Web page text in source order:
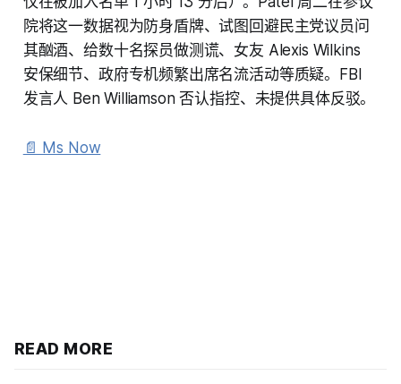
院将这一数据视为防身盾牌、试图回避民主党议员问
其酗酒、给数十名探员做测谎、女友 Alexis Wilkins
安保细节、政府专机频繁出席名流活动等质疑。FBI
发言人 Ben Williamson 否认指控、未提供具体反驳。
📄 Ms Now
READ MORE